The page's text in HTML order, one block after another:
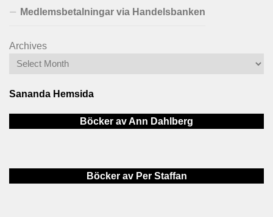
Medlemsbetalningar via Handelsbanken
Archives
Sananda Hemsida
Böcker av Ann Dahlberg
Böcker av Per Staffan